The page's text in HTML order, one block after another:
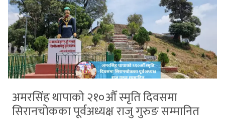
अमरसिंह थापाको २१०औँ स्मृति दिवसमा
सिरानचोकका पूर्वअध्यक्ष राजु गुरुङ सम्मानित